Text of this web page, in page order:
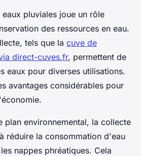
pluviales joue un rôle
des ressources en eau.
tels que la cuve de
direct-cuves.fr, permettent de
eaux pour diverses utilisations.
avantages considérables pour
plan environnemental, la collecte
réduire la consommation d'eau
nappes phréatiques. Cela